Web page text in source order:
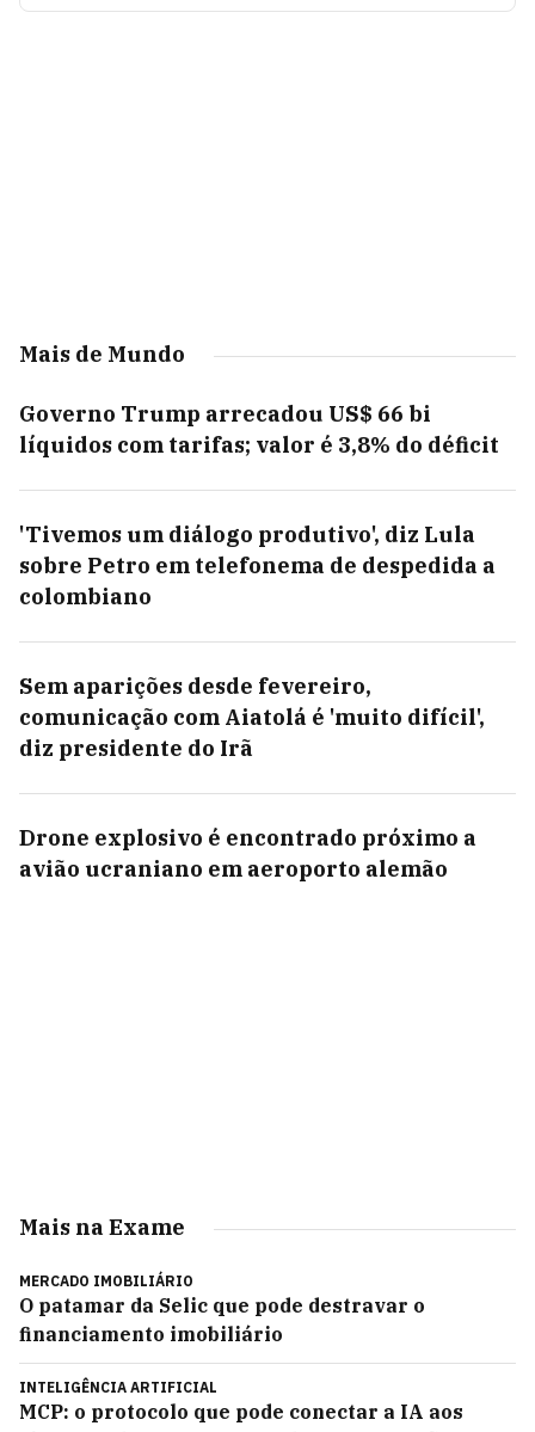
Mais de Mundo
Governo Trump arrecadou US$ 66 bi
líquidos com tarifas; valor é 3,8% do déficit
'Tivemos um diálogo produtivo', diz Lula
sobre Petro em telefonema de despedida a
colombiano
Sem aparições desde fevereiro,
comunicação com Aiatolá é 'muito difícil',
diz presidente do Irã
Drone explosivo é encontrado próximo a
avião ucraniano em aeroporto alemão
Mais na Exame
MERCADO IMOBILIÁRIO
O patamar da Selic que pode destravar o
financiamento imobiliário
INTELIGÊNCIA ARTIFICIAL
MCP: o protocolo que pode conectar a IA aos